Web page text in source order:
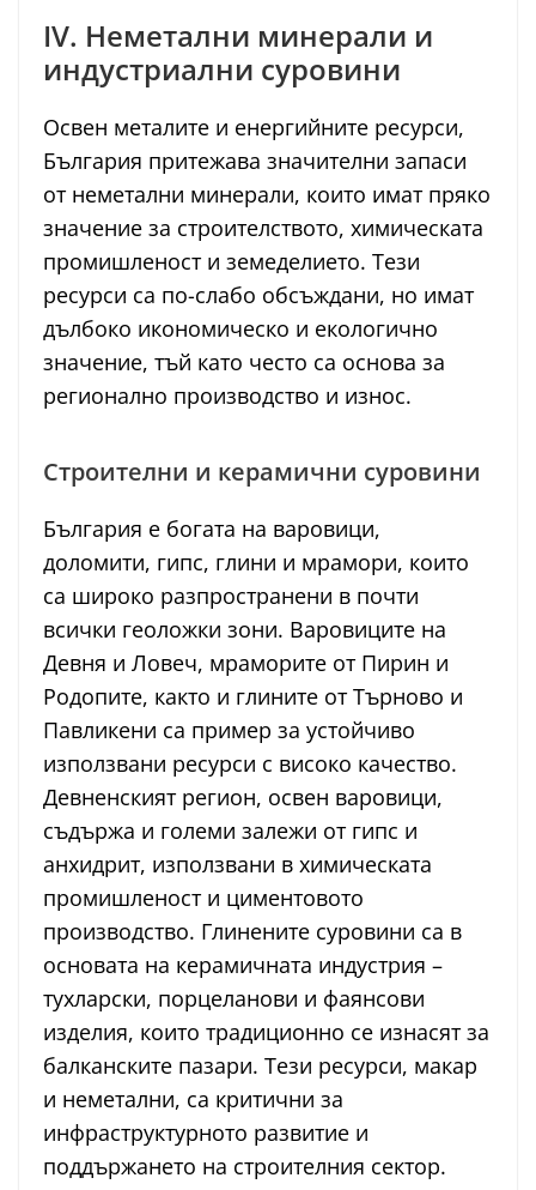
IV. Неметални минерали и
индустриални суровини
Освен металите и енергийните ресурси,
България притежава значителни запаси
от неметални минерали, които имат пряко
значение за строителството, химическата
промишленост и земеделието. Тези
ресурси са по-слабо обсъждани, но имат
дълбоко икономическо и екологично
значение, тъй като често са основа за
регионално производство и износ.
Строителни и керамични суровини
България е богата на варовици,
доломити, гипс, глини и мрамори, които
са широко разпространени в почти
всички геоложки зони. Варовиците на
Девня и Ловеч, мраморите от Пирин и
Родопите, както и глините от Търново и
Павликени са пример за устойчиво
използвани ресурси с високо качество.
Девненският регион, освен варовици,
съдържа и големи залежи от гипс и
анхидрит, използвани в химическата
промишленост и циментовото
производство. Глинените суровини са в
основата на керамичната индустрия –
тухларски, порцеланови и фаянсови
изделия, които традиционно се изнасят за
балканските пазари. Тези ресурси, макар
и неметални, са критични за
инфраструктурното развитие и
поддържането на строителния сектор.